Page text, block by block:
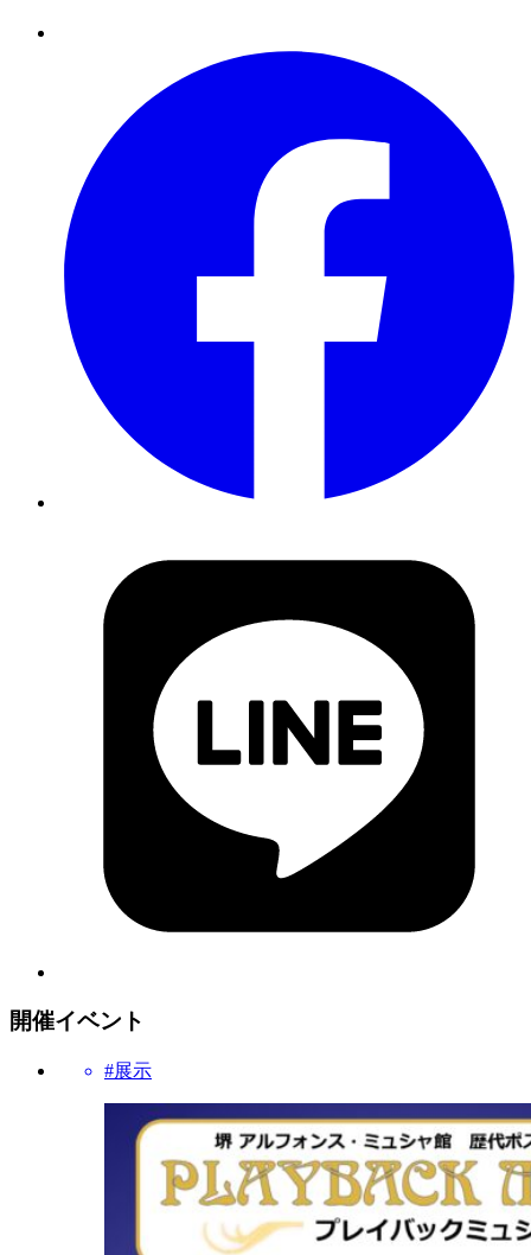
開催イベント
#展示